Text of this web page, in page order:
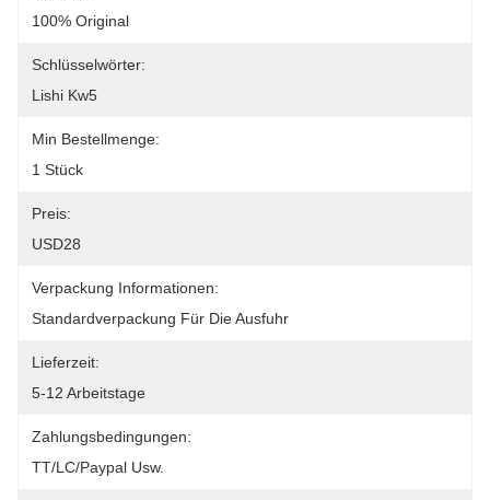
100% Original
Schlüsselwörter:
Lishi Kw5
Min Bestellmenge:
1 Stück
Preis:
USD28
Verpackung Informationen:
Standardverpackung Für Die Ausfuhr
Lieferzeit:
5-12 Arbeitstage
Zahlungsbedingungen:
TT/LC/paypal Usw.